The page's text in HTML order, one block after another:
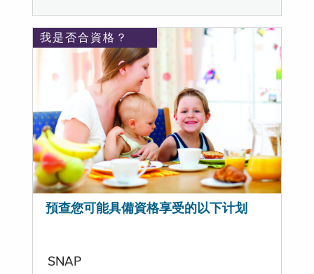
我是否合資格？
預查您可能具備資格享受的以下计划
SNAP